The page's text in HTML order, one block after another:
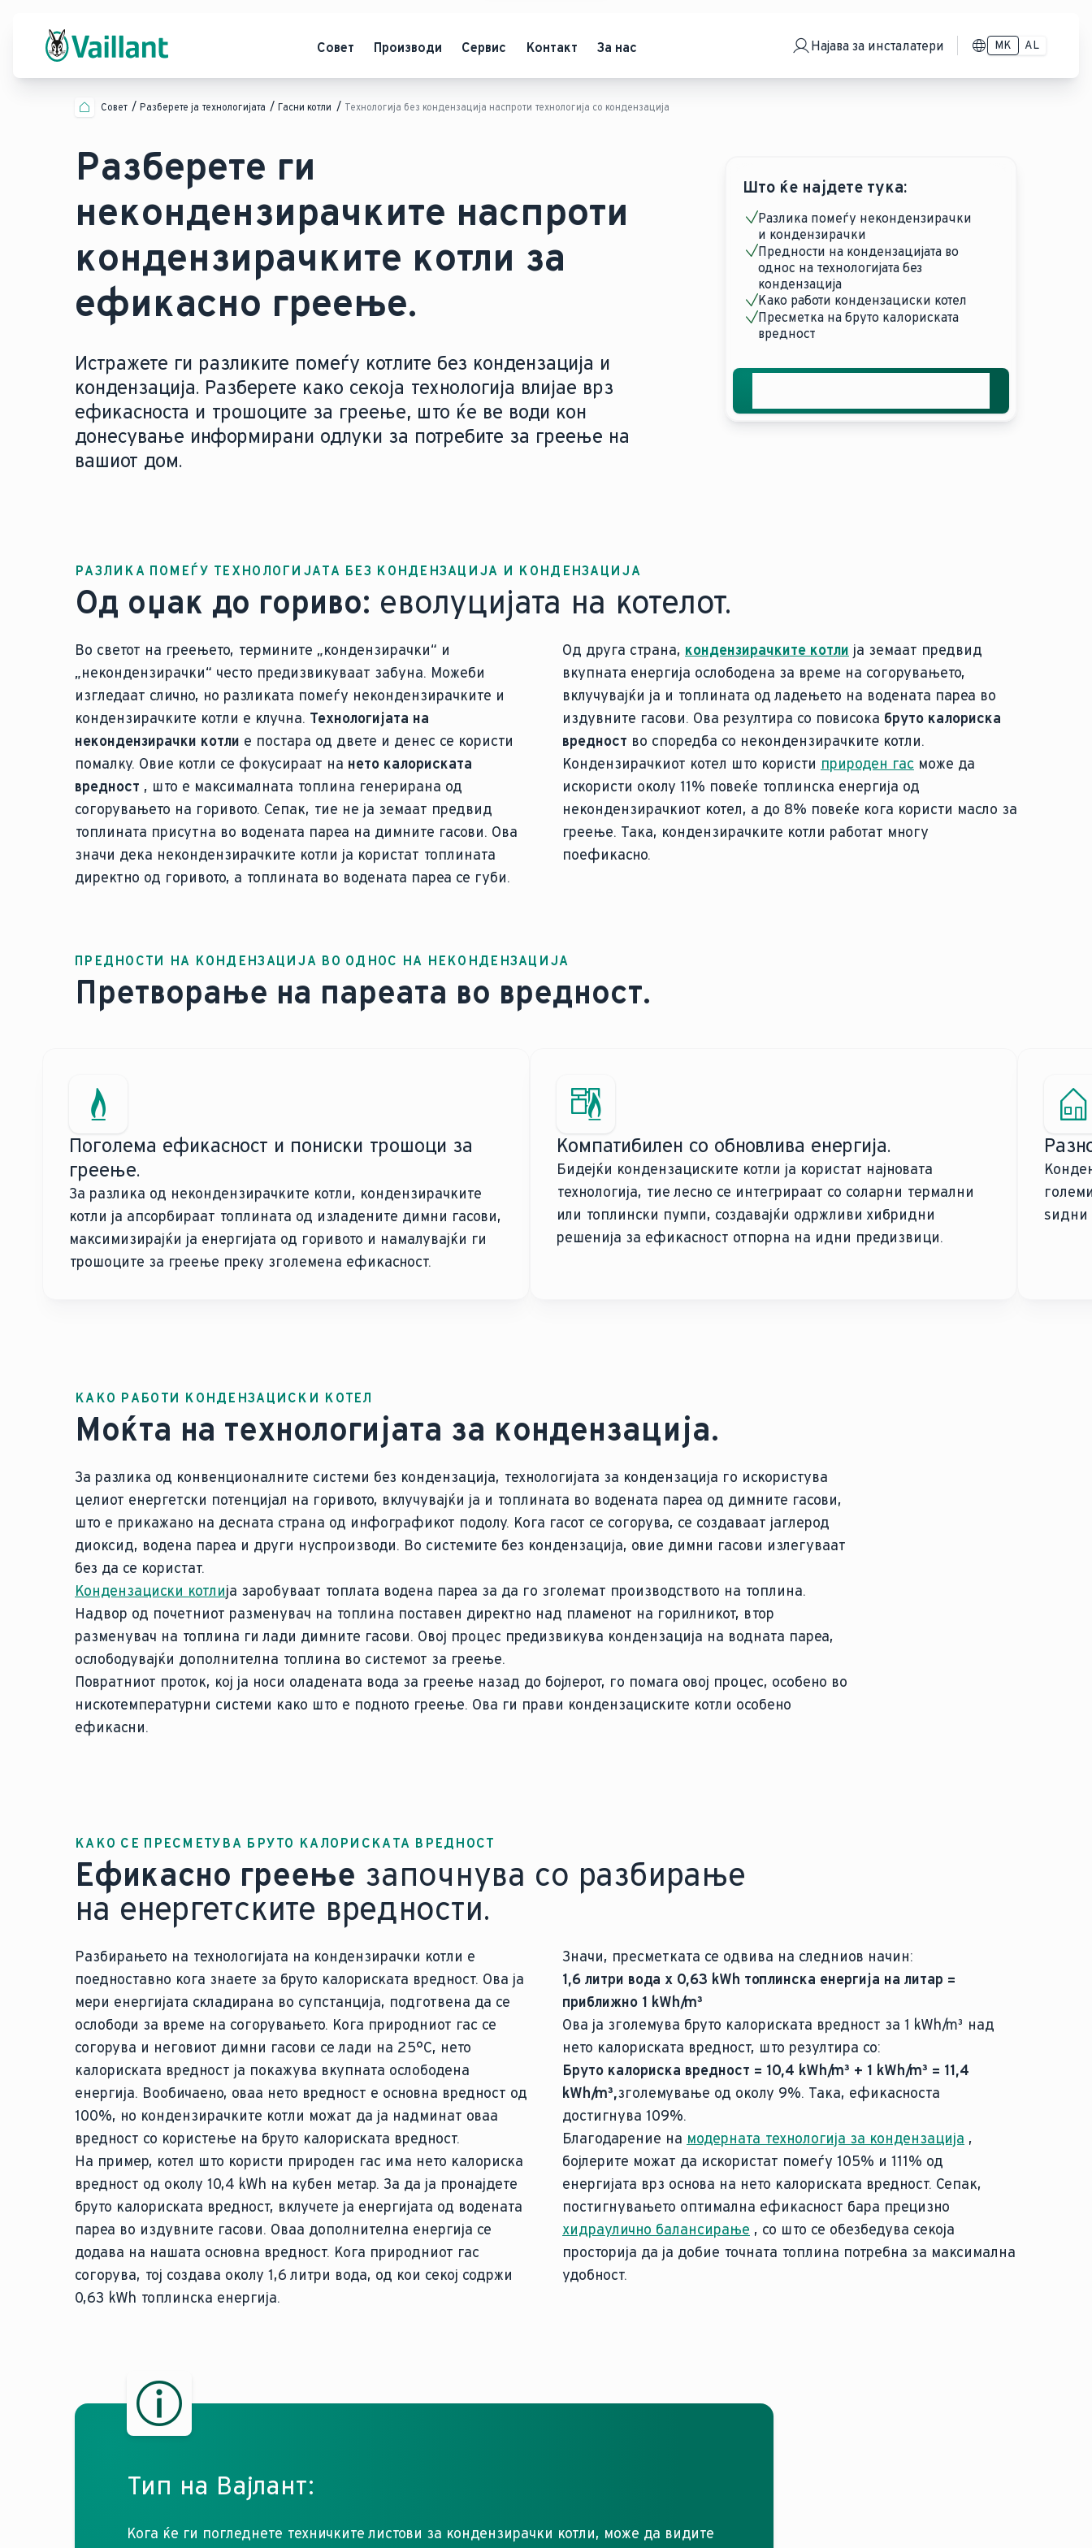
Совет Производи Сервис Контакт За нас Најава за инсталатери MK AL
Совет Разберете ја технологијата Гасни котли Технологија без кондензација наспроти технологија со кондензација
Разберете ги
некондензирачките наспроти
кондензирачките котли за
ефикасно греење.
Истражете ги разликите помеѓу котлите без кондензација и
кондензација. Разберете како секоја технологија влијае врз
ефикасноста и трошоците за греење, што ќе ве води кон
донесување информирани одлуки за потребите за греење на
вашиот дом.
Што ќе најдете тука:
Разлика помеѓу некондензирачки
и кондензирачки
Предности на кондензацијата во
однос на технологијата без
кондензација
Како работи кондензациски котел
Пресметка на бруто калориската
вредност
РАЗЛИКА ПОМЕЃУ ТЕХНОЛОГИЈАТА БЕЗ КОНДЕНЗАЦИЈА И КОНДЕНЗАЦИЈА
Од оџак до гориво: еволуцијата на котелот.
Во светот на греењето, термините „кондензирачки“ и
„некондензирачки“ често предизвикуваат забуна. Можеби
изгледаат слично, но разликата помеѓу некондензирачките и
кондензирачките котли е клучна. Технологијата на
некондензирачки котли е постара од двете и денес се користи
помалку. Овие котли се фокусираат на нето калориската
вредност , што е максималната топлина генерирана од
согорувањето на горивото. Сепак, тие не ја земаат предвид
топлината присутна во водената пареа на димните гасови. Ова
значи дека некондензирачките котли ја користат топлината
директно од горивото, а топлината во водената пареа се губи.
Од друга страна, кондензирачките котли ја земаат предвид
вкупната енергија ослободена за време на согорувањето,
вклучувајќи ја и топлината од ладењето на водената пареа во
издувните гасови. Ова резултира со повисока бруто калориска
вредност во споредба со некондензирачките котли.
Кондензирачкиот котел што користи природен гас може да
искористи околу 11% повеќе топлинска енергија од
некондензирачкиот котел, а до 8% повеќе кога користи масло за
греење. Така, кондензирачките котли работат многу
поефикасно.
ПРЕДНОСТИ НА КОНДЕНЗАЦИЈА ВО ОДНОС НА НЕКОНДЕНЗАЦИЈА
Претворање на пареата во вредност.
Поголема ефикасност и пониски трошоци за
греење.
За разлика од некондензирачките котли, кондензирачките
котли ја апсорбираат топлината од изладените димни гасови,
максимизирајќи ја енергијата од горивото и намалувајќи ги
трошоците за греење преку зголемена ефикасност.
Компатибилен со обновлива енергија.
Бидејќи кондензациските котли ја користат најновата
технологија, тие лесно се интегрираат со соларни термални
или топлински пумпи, создавајќи одржливи хибридни
решенија за ефикасност отпорна на идни предизвици.
ѕидни
КАКО РАБОТИ КОНДЕНЗАЦИСКИ КОТЕЛ
Моќта на технологијата за кондензација.
За разлика од конвенционалните системи без кондензација, технологијата за кондензација го искористува
целиот енергетски потенцијал на горивото, вклучувајќи ја и топлината во водената пареа од димните гасови,
што е прикажано на десната страна од инфографикот подолу. Кога гасот се согорува, се создаваат јаглерод
диоксид, водена пареа и други нуспроизводи. Во системите без кондензација, овие димни гасови излегуваат
без да се користат.
Кондензациски котлија заробуваат топлата водена пареа за да го зголемат производството на топлина.
Надвор од почетниот разменувач на топлина поставен директно над пламенот на горилникот, втор
разменувач на топлина ги лади димните гасови. Овој процес предизвикува кондензација на водната пареа,
ослободувајќи дополнителна топлина во системот за греење.
Повратниот проток, кој ја носи оладената вода за греење назад до бојлерот, го помага овој процес, особено во
нискотемпературни системи како што е подното греење. Ова ги прави кондензациските котли особено
ефикасни.
КАКО СЕ ПРЕСМЕТУВА БРУТО КАЛОРИСКАТА ВРЕДНОСТ
Ефикасно греење започнува со разбирање
на енергетските вредности.
Разбирањето на технологијата на кондензирачки котли е
поедноставно кога знаете за бруто калориската вредност. Ова ја
мери енергијата складирана во супстанција, подготвена да се
ослободи за време на согорувањето. Кога природниот гас се
согорува и неговиот димни гасови се лади на 25°C, нето
калориската вредност ја покажува вкупната ослободена
енергија. Вообичаено, оваа нето вредност е основна вредност од
100%, но кондензирачките котли можат да ја надминат оваа
вредност со користење на бруто калориската вредност.
На пример, котел што користи природен гас има нето калориска
вредност од околу 10,4 kWh на кубен метар. За да ја пронајдете
бруто калориската вредност, вклучете ја енергијата од водената
пареа во издувните гасови. Оваа дополнителна енергија се
додава на нашата основна вредност. Кога природниот гас
согорува, тој создава околу 1,6 литри вода, од кои секој содржи
0,63 kWh топлинска енергија.
Значи, пресметката се одвива на следниов начин:
1,6 литри вода x 0,63 kWh топлинска енергија на литар =
приближно 1 kWh/m³
Ова ја зголемува бруто калориската вредност за 1 kWh/m³ над
нето калориската вредност, што резултира со:
Бруто калориска вредност = 10,4 kWh/m³ + 1 kWh/m³ = 11,4
kWh/m³,зголемување од околу 9%. Така, ефикасноста
достигнува 109%.
Благодарение на модерната технологија за кондензација ,
бојлерите можат да искористат помеѓу 105% и 111% од
енергијата врз основа на нето калориската вредност. Сепак,
постигнувањето оптимална ефикасност бара прецизно
хидраулично балансирање , со што се обезбедува секоја
просторија да ја добие точната топлина потребна за максимална
удобност.
Тип на Вајлант:
Кога ќе ги погледнете техничките листови за кондензирачки котли, може да видите